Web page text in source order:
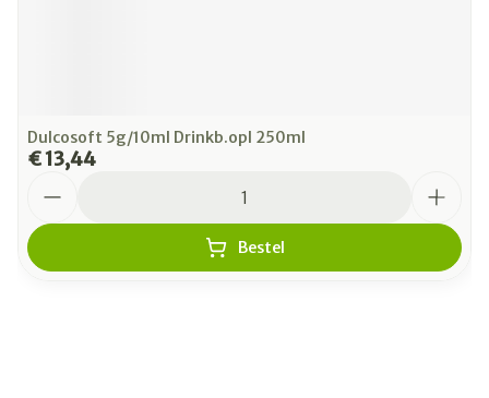
Dulcosoft 5g/10ml Drinkb.opl 250ml
€ 13,44
Bestel